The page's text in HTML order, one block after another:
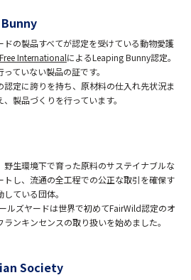
ドの製品すべてが認定を受けている動物愛護
InternationalによるLeaping Bunny認定。
ていない製品の証です。
認定に誇りを持ち、原材料の仕入れ先状況ま
製品づくりを行っています。
野生環境下で育った原料のサステイナブルな
トし、流通の全工程での公正な取引を確保す
ている団体。
ルズヤードは世界で初めてFairWild認定のオ
ランキンセンスの取り扱いを始めました。
Society